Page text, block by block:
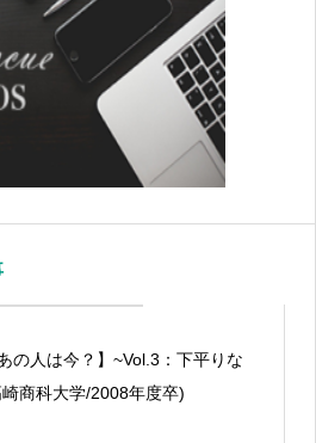
あの人は今？】~Vol.3：下平りな
商科大学/2008年度卒)